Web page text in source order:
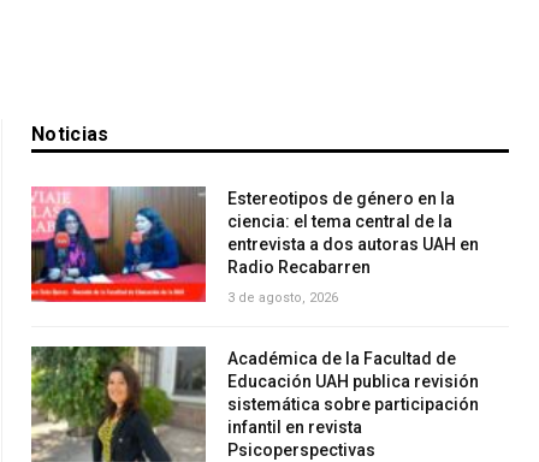
Noticias
Estereotipos de género en la
ciencia: el tema central de la
entrevista a dos autoras UAH en
Radio Recabarren
3 de agosto, 2026
Académica de la Facultad de
Educación UAH publica revisión
sistemática sobre participación
infantil en revista
Psicoperspectivas